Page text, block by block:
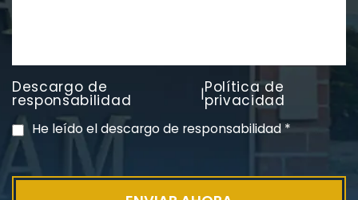
PVC Cloruro de polivinilo
Exposición
Descargo de
responsabilidad |Política de
privacidad
He leído el descargo de responsabilidad*